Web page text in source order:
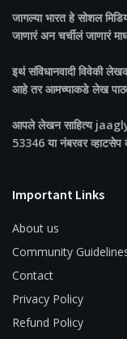
जागल्या भारतहे सोशल
जाणारं अन चर्चीलं जाणारं
इथं संविधानवादी विवेकी
आहे तर आमच्याकडे लेख
आपले लेखन साहित्य
53346 या नंबरवर व्हाटसेप
Important Links
About us
Community
Contact
Privacy Policy
Refund Policy